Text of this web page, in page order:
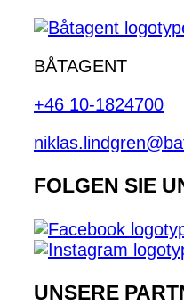
BÅTAGENT
+46 10-1824700
FOLGEN SIE
UNSERE